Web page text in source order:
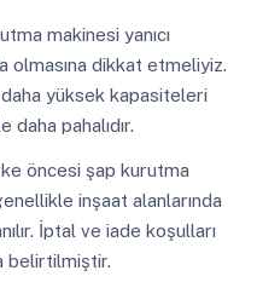
makinesi yanıcı
olmasına dikkat etmeliyiz.
yüksek kapasiteleri
pahalıdır.
öncesi şap kurutma
inşaat alanlarında
İptal ve iade koşulları
belirtilmiştir.